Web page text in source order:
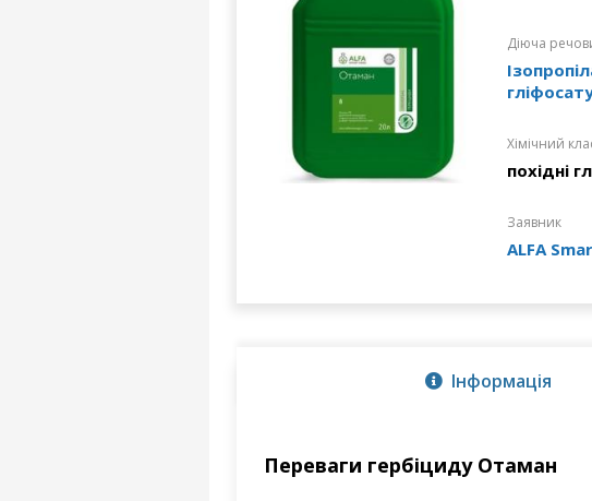
Діюча
Хімічний
похідні
Заявник
ALFA
Інформація
Переваги гербіциду Отаман